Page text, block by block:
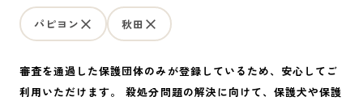
パピヨン 秋田
審査を通過した保護団体のみが登録しているため、安心してご
利用いただけます。 殺処分問題の解決に向けて、保護犬や保護